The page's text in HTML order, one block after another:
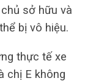
sở hữu và
bị vô hiệu.
thực tế xe
chị E không